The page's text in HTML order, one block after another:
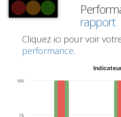
rapport
Cliquez ici pour voir
performance.
75
100